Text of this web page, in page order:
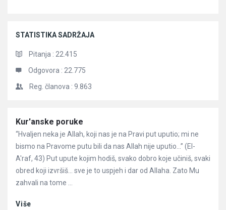
STATISTIKA SADRŽAJA
Pitanja : 22.415
Odgovora : 22.775
Reg. članova : 9.863
Članci
Kur'anske poruke
“Hvaljen neka je Allah, koji nas je na Pravi put uputio; mi ne
bismo na Pravome putu bili da nas Allah nije uputio…” (El-
A'raf, 43) Put upute kojim hodiš, svako dobro koje učiniš, svaki
obred koji izvršiš… sve je to uspjeh i dar od Allaha. Zato Mu
zahvali na tome ...
Više